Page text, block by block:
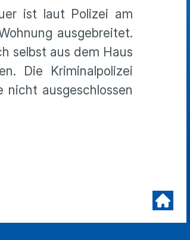
ist laut Polizei am
ausgebreitet.
selbst aus dem Haus
Die Kriminalpolizei
ausgeschlossen